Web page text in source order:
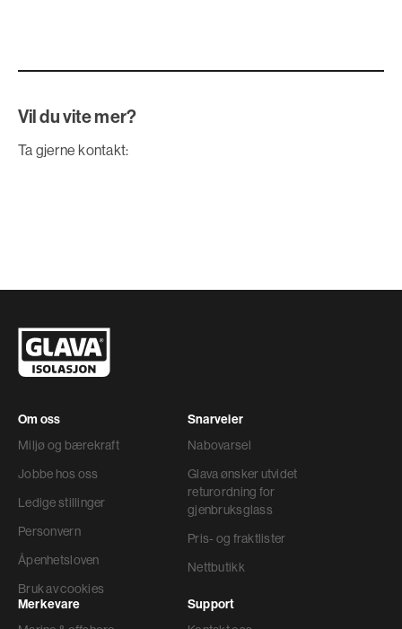
Vil du vite mer?
Ta gjerne kontakt:
Om oss
Miljø og bærekraft
Jobbe hos oss
Ledige stillinger
Personvern
Åpenhetsloven
Bruk av cookies
Snarveier
Nabovarsel
Glava ønsker utvidet
returordning for
gjenbruksglass
Pris- og fraktlister
Nettbutikk
Merkevare
Support